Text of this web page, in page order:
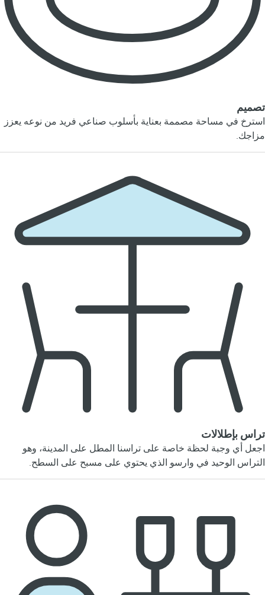
تصميم
استرخ في مساحة مصممة بعناية بأسلوب صناعي فريد من نوعه يعزز
مزاجك.
تراس بإطلالات
اجعل أي وجبة لحظة خاصة على تراسنا المطل على المدينة، وهو
التراس الوحيد في وارسو الذي يحتوي على مسبح على السطح.